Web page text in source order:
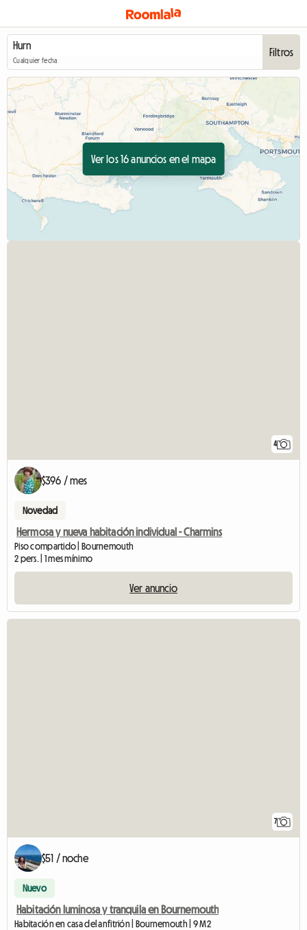
Cualquier fecha
Filtros
Ver los 16 anuncios en el mapa
4
$396 / mes
Novedad
Hermosa y nueva habitación individual - Charmins
Piso compartido | Bournemouth
2 pers. | 1 mes mínimo
Ver anuncio
7
$51 / noche
Nuevo
Habitación luminosa y tranquila en Bournemouth
Habitación en casa del anfitrión | Bournemouth | 9 M2